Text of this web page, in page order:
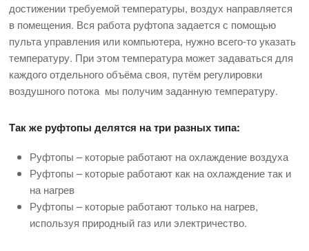
достижении требуемой температуры, воздух направляется
в помещения. Вся работа руфтопа задается с помощью
пульта управления или компьютера, нужно всего-то указать
температуру. При этом температура может задаваться для
каждого отдельного объёма своя, путём регулировки
воздушного потока мы получим заданную температуру.
Так же руфтопы делятся на три разных типа:
Руфтопы – которые работают на охлаждение воздуха
Руфтопы – которые работают как на охлаждение так и
на нагрев
Руфтопы – которые работают только на нагрев,
используя природный газ или электричество.